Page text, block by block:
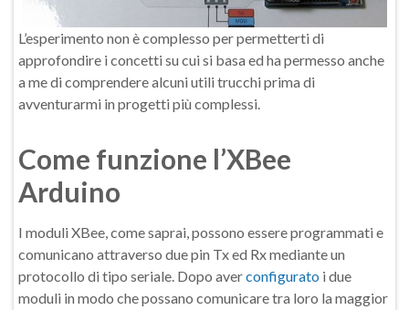
L’esperimento non è complesso per permetterti di
approfondire i concetti su cui si basa ed ha permesso anche
a me di comprendere alcuni utili trucchi prima di
avventurarmi in progetti più complessi.
Come funzione l’XBee
Arduino
I moduli XBee, come saprai, possono essere programmati e
comunicano attraverso due pin Tx ed Rx mediante un
protocollo di tipo seriale. Dopo averconfigurato i due
moduli in modo che possano comunicare tra loro la maggior